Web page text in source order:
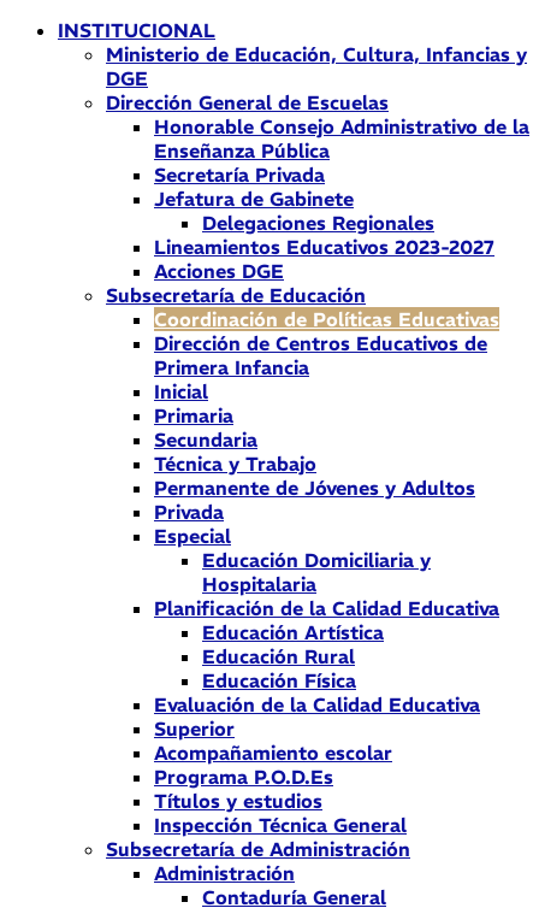
INSTITUCIONAL
Ministerio de Educación, Cultura, Infancias y
DGE
Dirección General de Escuelas
Honorable Consejo Administrativo de la
Enseñanza Pública
Secretaría Privada
Jefatura de Gabinete
Delegaciones Regionales
Lineamientos Educativos 2023-2027
Acciones DGE
Subsecretaría de Educación
Coordinación de Políticas Educativas
Dirección de Centros Educativos de
Primera Infancia
Inicial
Primaria
Secundaria
Técnica y Trabajo
Permanente de Jóvenes y Adultos
Privada
Especial
Educación Domiciliaria y
Hospitalaria
Planificación de la Calidad Educativa
Educación Artística
Educación Rural
Educación Física
Evaluación de la Calidad Educativa
Superior
Acompañamiento escolar
Programa P.O.D.Es
Títulos y estudios
Inspección Técnica General
Subsecretaría de Administración
Administración
Contaduría General